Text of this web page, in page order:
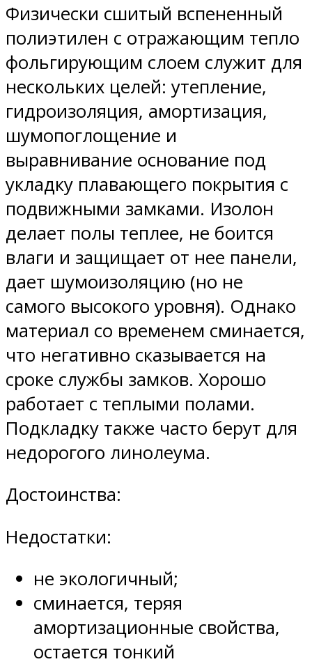
Физически сшитый вспененный
полиэтилен с отражающим тепло
фольгирующим слоем служит для
нескольких целей: утепление,
гидроизоляция, амортизация,
шумопоглощение и
выравнивание основание под
укладку плавающего покрытия с
подвижными замками. Изолон
делает полы теплее, не боится
влаги и защищает от нее панели,
дает шумоизоляцию (но не
самого высокого уровня). Однако
материал со временем сминается,
что негативно сказывается на
сроке службы замков. Хорошо
работает с теплыми полами.
Подкладку также часто берут для
недорогого линолеума.
Достоинства:
Недостатки:
не экологичный;
сминается, теряя
амортизационные свойства,
остается тонкий